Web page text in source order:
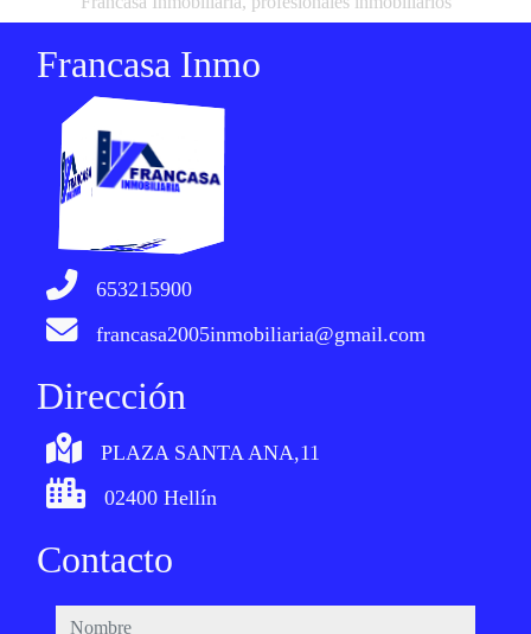
Francasa Inmo
653215900
francasa2005inmobiliaria@gmail.com
Dirección
PLAZA SANTA ANA,11
02400 Hellín
Contacto
nombre